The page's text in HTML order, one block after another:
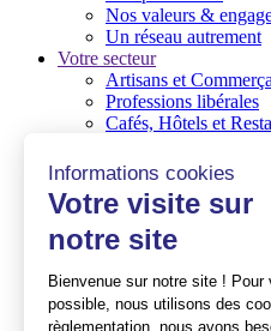
Nos valeurs &
Un réseau autrement
Votre secteur
Artisans et
Professions libérales
Cafés, Hôtels et
PME / PMI
Nos expertises
Audit/commissaire
Conseil en gestion
Social
Ressources Humaines
Quelques références